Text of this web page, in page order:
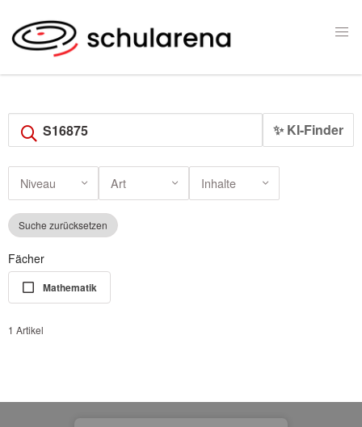
✨ KI-Finder
Niveau Art Inhalte
Suche zurücksetzen
Fächer
Mathematik
1 Artikel